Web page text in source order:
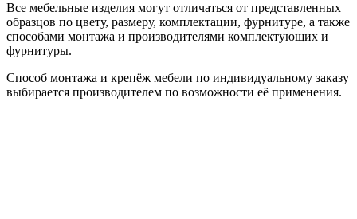
Все мебельные изделия могут отличаться от представленных
образцов по цвету, размеру, комплектации, фурнитуре, а также
способами монтажа и производителями комплектующих и
фурнитуры.
Способ монтажа и крепёж мебели по индивидуальному заказу
выбирается производителем по возможности её применения.